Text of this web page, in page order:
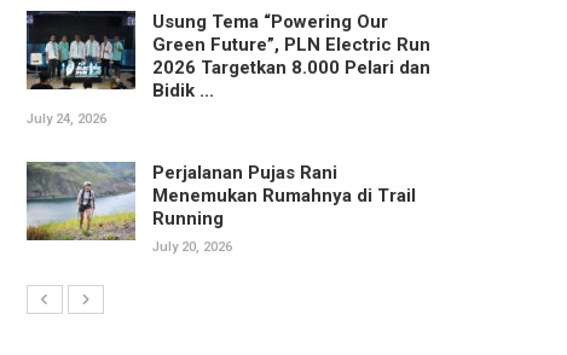
Usung Tema “Powering Our
Green Future”, PLN Electric Run
2026 Targetkan 8.000 Pelari dan
Bidik ...
July 24, 2026
Perjalanan Pujas Rani
Menemukan Rumahnya di Trail
Running
July 20, 2026